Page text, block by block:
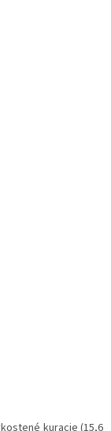
kuracie (15,6